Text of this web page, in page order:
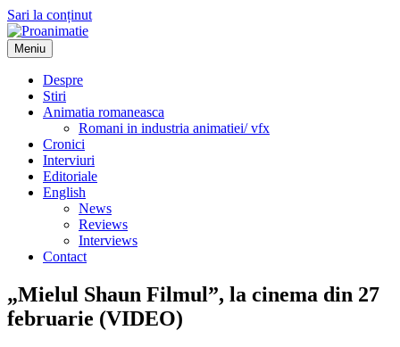
Sari la conținut
Proanimatie
Stiri despre filme de animatie
Meniu
Despre
Stiri
Animatia romaneasca
Romani in industria animatiei/ vfx
Cronici
Interviuri
Editoriale
English
News
Reviews
Interviews
Contact
„Mielul Shaun Filmul”, la cinema din 27
februarie (VIDEO)